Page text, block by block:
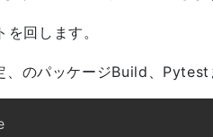
回します。
のパッケージBuild、Pytest